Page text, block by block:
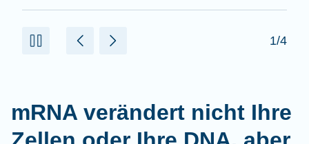
2/4
mRNA verändert nicht Ihre